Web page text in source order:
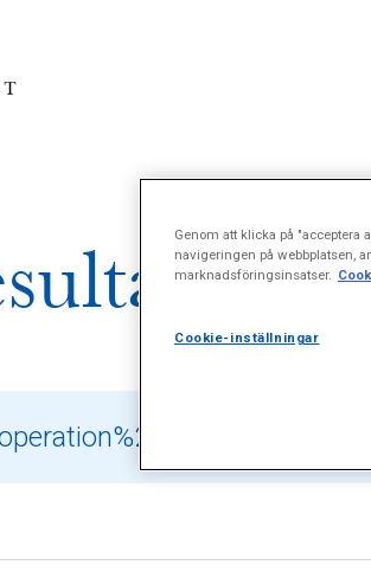
för
Genom att klicka på "acceptera
navigeringen på webbplatsen,
marknadsföringsinsatser.
Cookie-inställningar